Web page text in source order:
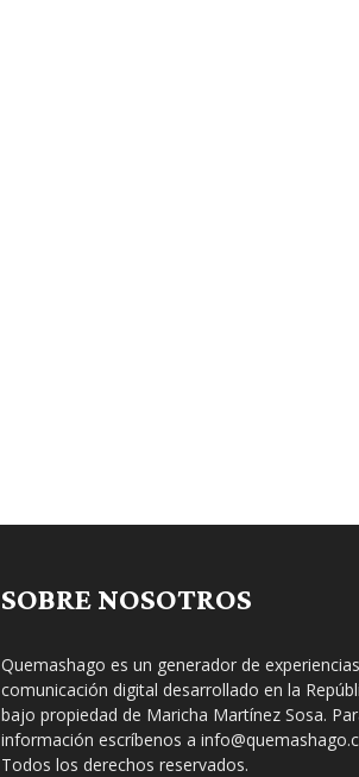
SOBRE NOSOTROS
Quemashago es un generador de
comunicación digital desarrollado en la
bajo propiedad de Maricha Martínez Sosa.
información escríbenos a
Todos los derechos reservados.